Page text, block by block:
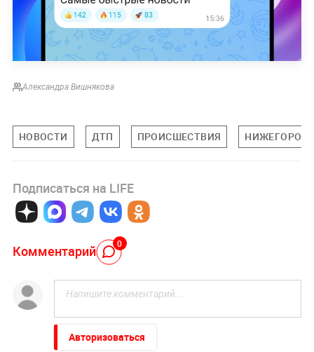
Александра Вишнякова
НОВОСТИ ДТП ПРОИСШЕСТВИЯ
Подписаться на LIFE
Комментарий 0
Авторизоваться